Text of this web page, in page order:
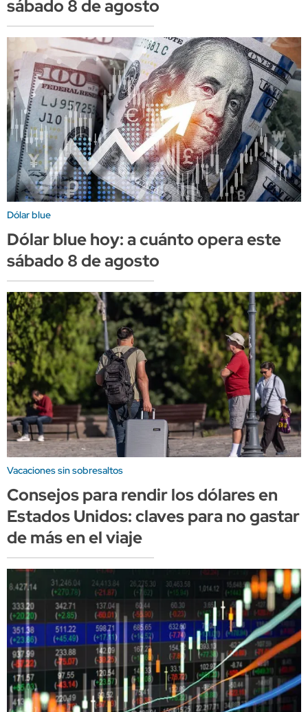
sábado 8 de agosto
Dólar blue
Dólar blue hoy: a cuánto opera este
sábado 8 de agosto
Vacaciones sin sobresaltos
Consejos para rendir los dólares en
Estados Unidos: claves para no gastar
de más en el viaje